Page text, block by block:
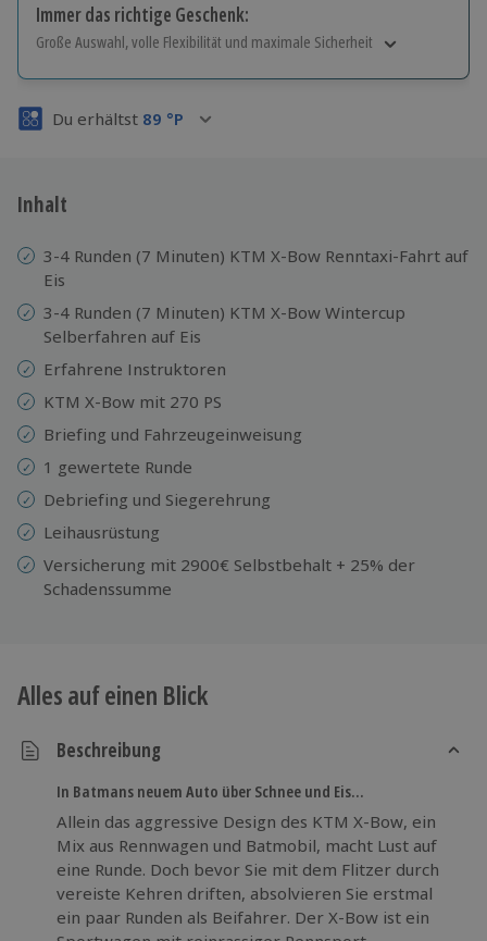
Immer das richtige Geschenk:
Große Auswahl, volle Flexibilität und maximale Sicherheit
Volle Flexibilität
3 Jahre gültig & verlängerbar.
Du erhältst 89 °P
Inhalt
3-4 Runden (7 Minuten) KTM X-Bow Renntaxi-Fahrt auf
Eis
3-4 Runden (7 Minuten) KTM X-Bow Wintercup
Selberfahren auf Eis
Erfahrene Instruktoren
KTM X-Bow mit 270 PS
Briefing und Fahrzeugeinweisung
1 gewertete Runde
Debriefing und Siegerehrung
Leihausrüstung
Versicherung mit 2900€ Selbstbehalt + 25% der
Schadenssumme
Alles auf einen Blick
Beschreibung
In Batmans neuem Auto über Schnee und Eis...
Allein das aggressive Design des KTM X-Bow, ein
Mix aus Rennwagen und Batmobil, macht Lust auf
eine Runde. Doch bevor Sie mit dem Flitzer durch
vereiste Kehren driften, absolvieren Sie erstmal
ein paar Runden als Beifahrer. Der X-Bow ist ein